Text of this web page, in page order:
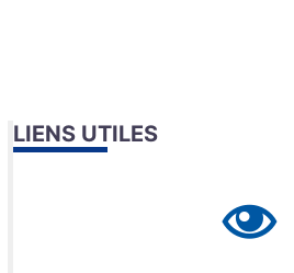
LIENS UTILES